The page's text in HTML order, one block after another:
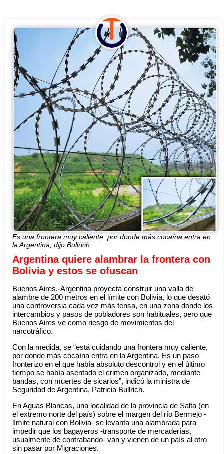
Es una frontera muy caliente, por donde más cocaína entra en
la Argentina, dijo Bullrich.
Argentina quiere alambrar la frontera con
Bolivia y estos se ofuscan
Buenos Aires.-Argentina proyecta construir una valla de
alambre de 200 metros en el límite con Bolivia, lo que desató
una controversia cada vez más tensa, en una zona donde los
intercambios y pasos de pobladores son habituales, pero que
Buenos Aires ve como riesgo de movimientos del
narcotráfico.
Con la medida, se “está cuidando una frontera muy caliente,
por donde más cocaína entra en la Argentina. Es un paso
fronterizo en el que había absoluto descontrol y en el último
tiempo se había asentado el crimen organizado, mediante
bandas, con muertes de sicarios”, indicó la ministra de
Seguridad de Argentina, Patricia Bullrich.
En Aguas Blancas, una localidad de la provincia de Salta (en
el extremo norte del país) sobre el margen del río Bermejo -
límite natural con Bolivia- se levanta una alambrada para
impedir que los bagayeros -transporte de mercaderías,
usualmente de contrabando- van y vienen de un país al otro
sin pasar por Migraciones.